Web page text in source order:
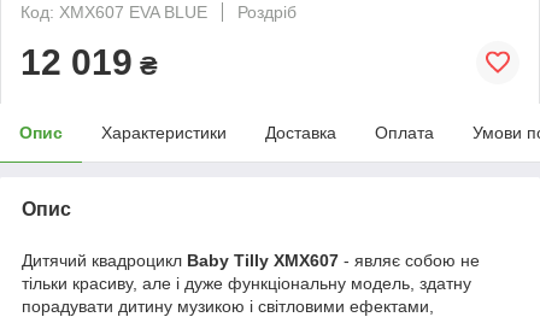
Код: XMX607 EVA BLUE
Роздріб
12 019 ₴
Опис Характеристики Доставка Оплата Умови
Опис
Дитячий квадроцикл Baby Tilly XMX607 - являє собою не
тільки красиву, але і дуже функціональну модель, здатну
порадувати дитину музикою і світловими ефектами,